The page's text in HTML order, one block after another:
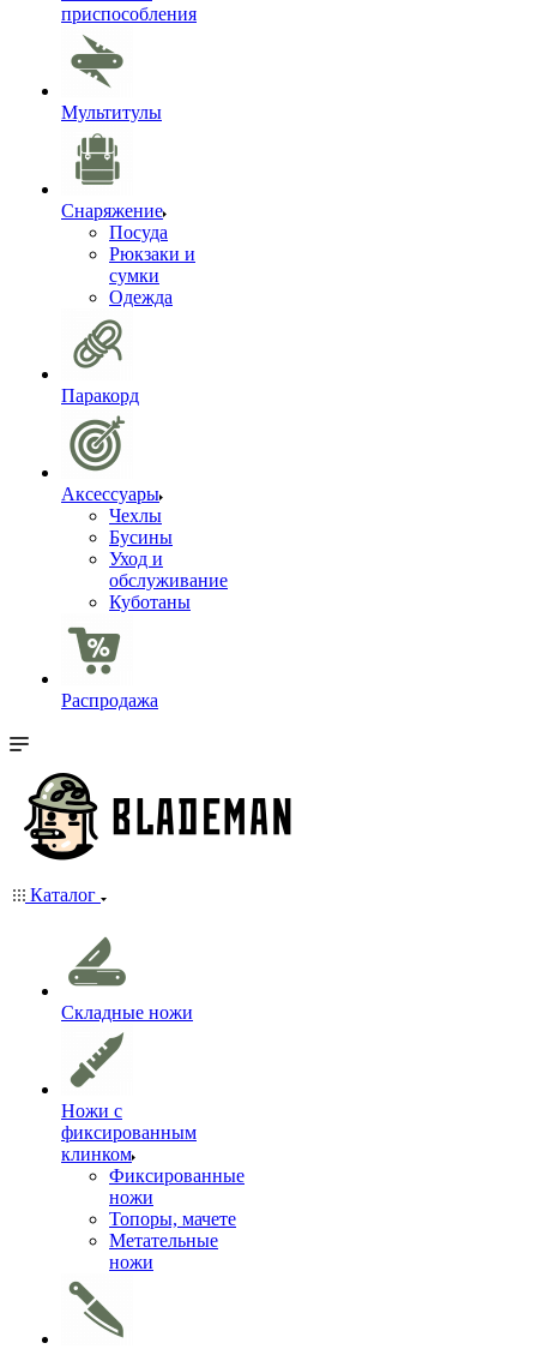
приспособления
Мультитулы
Снаряжение
Посуда
Рюкзаки и
сумки
Одежда
Паракорд
Аксессуары
Чехлы
Бусины
Уход и
обслуживание
Куботаны
Распродажа
Каталог
Складные ножи
Ножи с
фиксированным
клинком
Фиксированные
ножи
Топоры, мачете
Метательные
ножи